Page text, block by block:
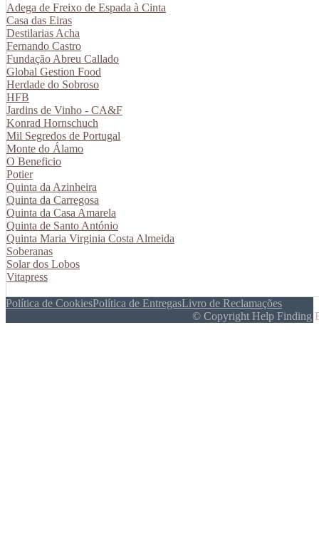
Adega de Freixo de Espada à Cinta
Casa das Eiras
Destilarias Acha
Fernando Castro
Fundação Abreu Callado
Global Gestion Food
Herdade do Sobroso
HFB
Jardins de Vinho - CA&F
Konrad Hornschuch
Mil Segredos de Portugal
Monte do Álamo
O Beneficio
Potier
Quinta da Azinheira
Quinta da Carregosa
Quinta da Casa Amarela
Quinta de Santo António
Quinta Maria Virginia Costa Almeida
Soberanas
Solar dos Lobos
Vitapress
Política de CookiesPolítica de EntregasLivro de Reclamações
© Copyright Help Finding